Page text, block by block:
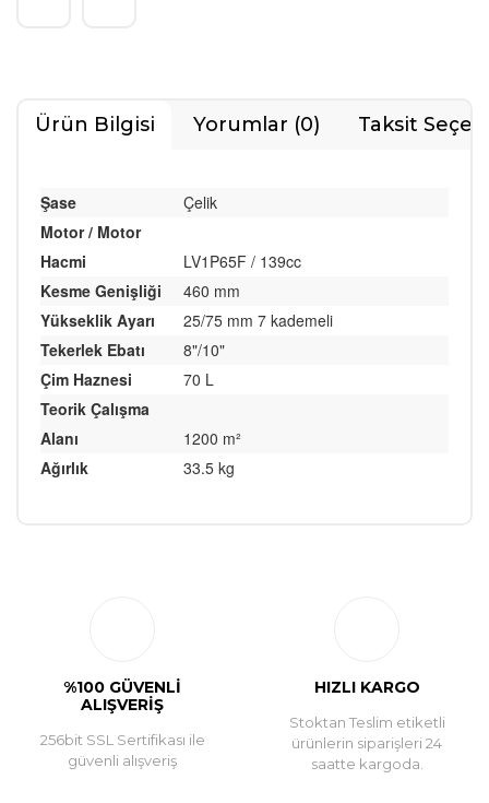
Ürün Bilgisi Yorumlar (0) Taksit
Şase
Çelik
Motor / Motor
Hacmi
LV1P65F / 139cc
Kesme Genişliği
460 mm
Yükseklik Ayarı
25/75 mm 7 kademeli
Tekerlek Ebatı
8"/10"
Çim Haznesi
70 L
Teorik Çalışma
Alanı
1200 m²
Ağırlık
33.5 kg
%100 GÜVENLİ
ALIŞVERİŞ
256bit SSL Sertifikası ile
güvenli alışveriş
HIZLI KARGO
Stoktan Teslim etiketli
ürünlerin siparişleri 24
saatte kargoda.